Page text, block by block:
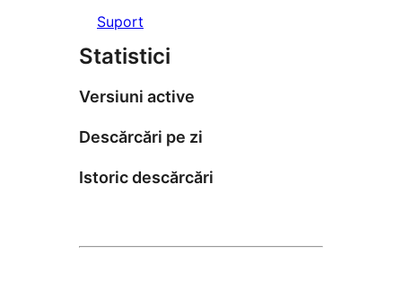
Suport
Statistici
Versiuni active
Descărcări pe zi
Istoric descărcări